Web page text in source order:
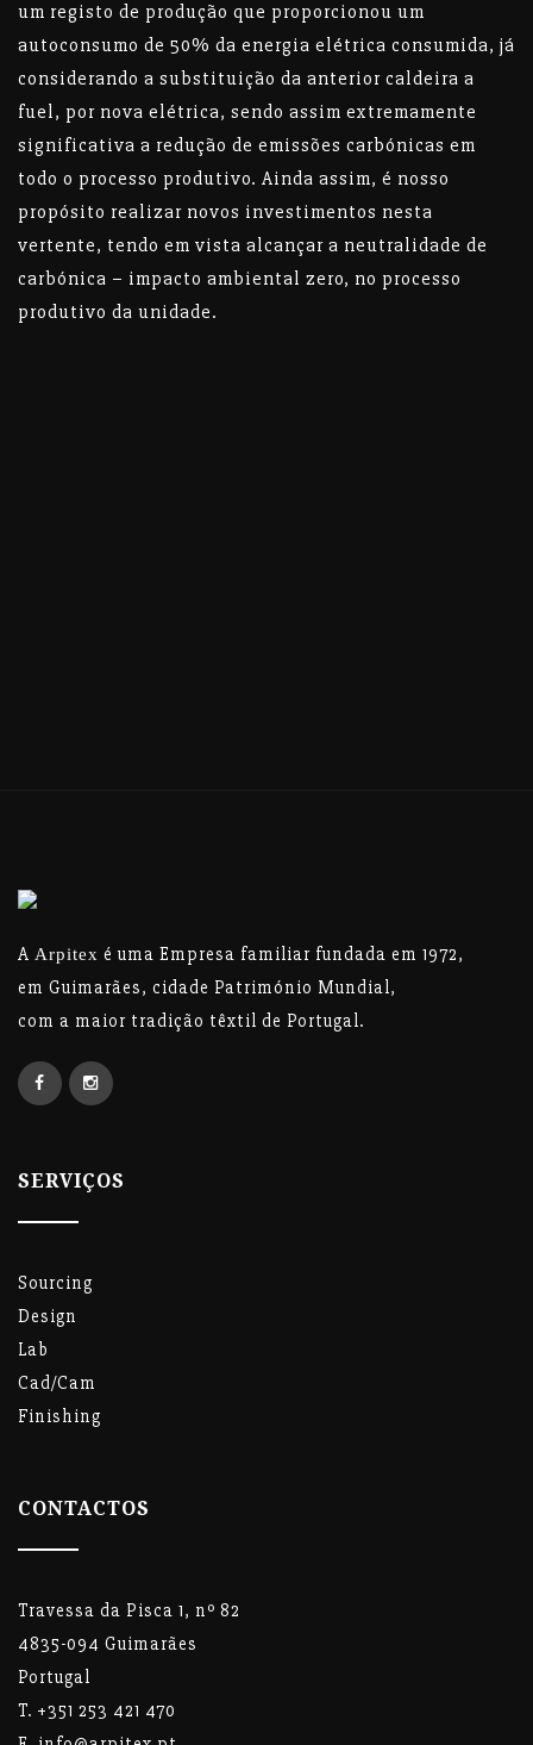
um registo de produção que proporcionou um
autoconsumo de 50% da energia elétrica consumida, já
considerando a substituição da anterior caldeira a
fuel, por nova elétrica, sendo assim extremamente
significativa a redução de emissões carbónicas em
todo o processo produtivo. Ainda assim, é nosso
propósito realizar novos investimentos nesta
vertente, tendo em vista alcançar a neutralidade de
carbónica – impacto ambiental zero, no processo
produtivo da unidade.
A Arpitex é uma Empresa familiar fundada em 1972,
em Guimarães, cidade Património Mundial,
com a maior tradição têxtil de Portugal.
SERVIÇOS
Sourcing
Design
Lab
Cad/Cam
Finishing
CONTACTOS
Travessa da Pisca 1, nº 82
4835-094 Guimarães
Portugal
T. +351 253 421 470